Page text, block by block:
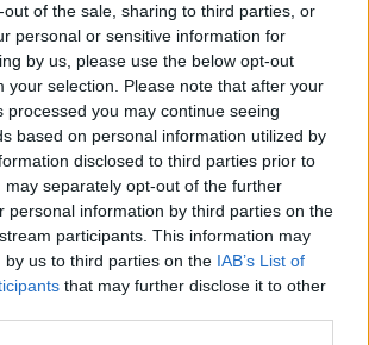
out of the sale, sharing to third parties, or
personal or sensitive information for
by us, please use the below opt-out
your selection. Please note that after your
processed you may continue seeing
based on personal information utilized by
disclosed to third parties prior to
may separately opt-out of the further
personal information by third parties on the
participants. This information may
by us to third parties on the IAB’s List of
that may further disclose it to other
bénultság állapotában
különös szétválás az ébrenlét és
félelmet kelt, hiszen az
éberek, mégsem képesek